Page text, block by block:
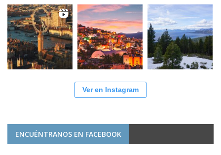
Ver en Instagram
ENCUÉNTRANOS EN FACEBOOK